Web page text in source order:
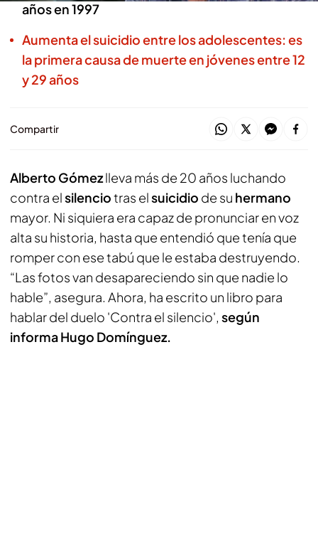
años en 1997
Aumenta el suicidio entre los adolescentes: es
la primera causa de muerte en jóvenes entre 12
y 29 años
Compartir
Alberto Gómezlleva más de 20 años luchando
contra elsilenciotras elsuicidio de su hermano
mayor. Ni siquiera era capaz de pronunciar en voz
alta su historia, hasta que entendió que tenía que
romper con ese tabú que le estaba destruyendo.
“Las fotos van desapareciendo sin que nadie lo
hable”, asegura. Ahora, ha escrito un libro para
hablar del duelo 'Contra el silencio', según
informa Hugo Domínguez.